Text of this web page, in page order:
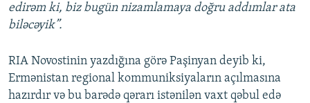
edirəm ki, biz bugün nizamlamaya doğru addımlar ata
biləcəyik”.
RIA Novostinin yazdığına görə Paşinyan deyib ki,
Ermənistan regional kommuniksiyaların açılmasına
hazırdır və bu barədə qərarı istənilən vaxt qəbul edə